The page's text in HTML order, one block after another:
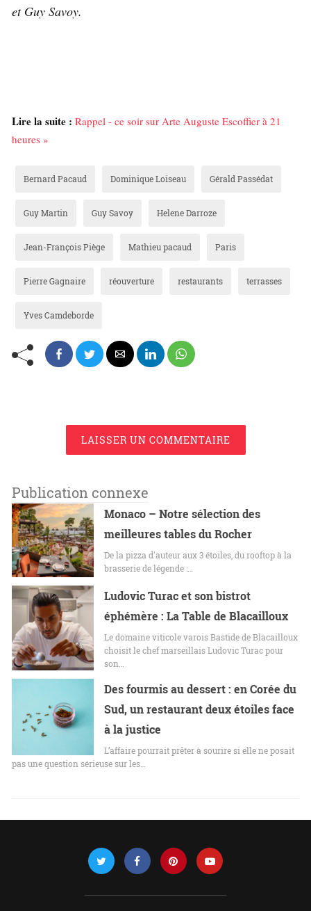
et Guy Savoy.
Lire la suite : Rappel - ce soir sur Arte Auguste Escoffier à 21
heures »
Bernard Pacaud Dominique Loiseau Gérald Passédat
Guy Martin Guy Savoy Helene Darroze
Jean-François Piège Mathieu pacaud Paris
Pierre Gagnaire réouverture restaurants terrasses
Yves Camdeborde
LAISSER UN COMMENTAIRE
Publication connexe
Monaco – Notre sélection des
meilleures tables du Rocher
De la pizza d'auteur aux 3 étoiles, du rooftop à la
brasserie de légende :…
Ludovic Turac et son bistrot
éphémère : La Table de Blacailloux
Le domaine viticole varois Bastide de Blacailloux
choisit le chef marseillais Ludovic Turac pour
son…
Des fourmis au dessert : en Corée du
Sud, un restaurant deux étoiles face
à la justice
L’affaire pourrait prêter à sourire si elle ne posait
pas une question sérieuse sur les…